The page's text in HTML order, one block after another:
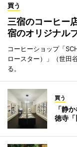
買う
三宿のコーヒー
宿のオリジナル
コーヒーショップ「
ロースター）」（世田
る。
買う
「静
徳寺